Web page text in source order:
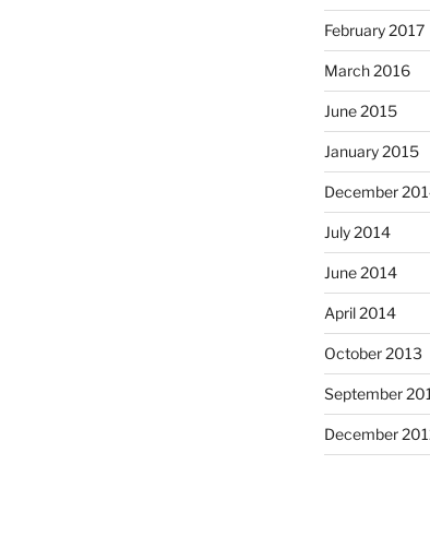
February 2017
March 2016
June 2015
January 2015
December
July 2014
June 2014
April 2014
October 2013
September
December